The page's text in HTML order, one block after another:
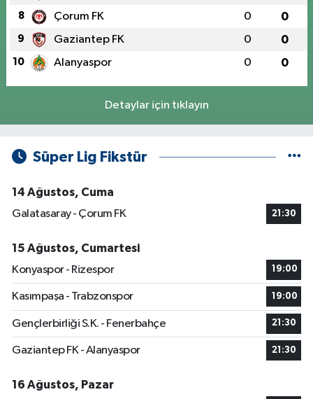
8 Çorum FK 0 0
9 Gaziantep FK 0 0
10 Alanyaspor 0 0
Detaylar için tıklayın
Süper Lig Fikstür
14 Ağustos, Cuma
Galatasaray - Çorum FK
21:30
15 Ağustos, Cumartesi
Konyaspor - Rizespor
19:00
Kasımpaşa - Trabzonspor 19:00
Gençlerbirliği S.K. - Fenerbahçe 21:30
Gaziantep FK - Alanyaspor 21:30
16 Ağustos, Pazar